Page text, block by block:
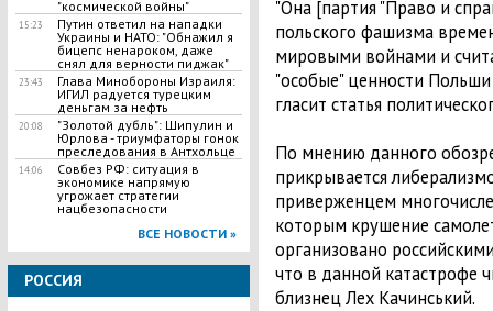
"космической войны"
15:23
Путин ответил на нападки
Украины и НАТО: "Обнажил я
бицепс ненароком, даже
снял для верности пиджак"
23:43
Глава Минобороны Израиля:
ИГИЛ радуется турецким
деньгам за нефть
20:08
"Золотой дубль": Шипулин и
Юрлова - триумфаторы гонок
преследования в Антхольце
14:06
Совбез РФ: ситуация в
экономике напрямую
угрожает стратегии
нацбезопасности
ВСЕ НОВОСТИ »
РОССИЯ
"Она [партия "Право и
польского фашизма
мировыми войнами и
"особые" ценности
гласит статья
По мнению данного
прикрывается
приверженцем
которым крушение
организовано
что в данной катастрофе
близнец Лех Качинський.